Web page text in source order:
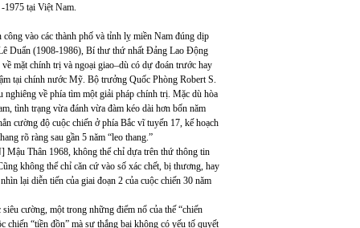
1975 tại Việt Nam.
vào các thành phố và tỉnh lỵ miền Nam đúng dịp
Duẩn (1908-1986), Bí thư thứ nhất Đảng Lao Động
mặt chính trị và ngoại giao–dù có dự đoán trước hay
tại chính nước Mỹ. Bộ trưởng Quốc Phòng Robert S.
về phía tìm một giải pháp chính trị. Mặc dù hòa
tình trạng vừa đánh vừa đàm kéo dài hơn bốn năm
cường độ cuộc chiến ở phía Bắc vĩ tuyến 17, kế hoạch
rõ ràng sau gần 5 năm “leo thang.”
Thân 1968, không thể chỉ dựa trên thứ thông tin
không thể chỉ căn cứ vào số xác chết, bị thương, hay
lại diễn tiến của giai đoạn 2 của cuộc chiến 30 năm
cường, một trong những điểm nổ của thế “chiến
“tiền đồn” mà sự thắng bại không có yếu tố quyết